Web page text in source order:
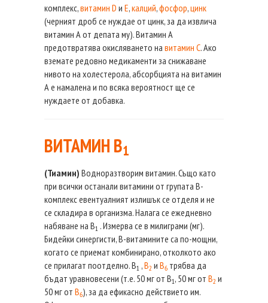
комплекс,витамин D и Е,калций,фосфор,цинк
(черният дроб се нуждае от цинк, за да извлича
витамин А от депата му). Витамин А
предотвратява окисляването на витамин С. Ако
вземате редовно медикаменти за снижаване
нивото на холестерола, абсорбцията на витамин
А е намалена и по всяка вероятност ще се
нуждаете от добавка.
ВИТАМИН B1
(Тиамин) Водноразтворим витамин. Също като
при всички останали витамини от групата В-
комплекс евентуалният излишък се отделя и не
се складира в организма. Налага се ежедневно
набяване на В1 . Измерва се в милиграми (мг).
Бидейки синергисти, В-витамините са по-мощни,
когато се приемат комбинирано, отколкото ако
се прилагат поотделно. В1 ,В2 и В6 трябва да
бъдат уравновесени (т.е. 50 мг от В1 , 50 мг от В2 и
50 мг от В6), за да ефикасно действието им.